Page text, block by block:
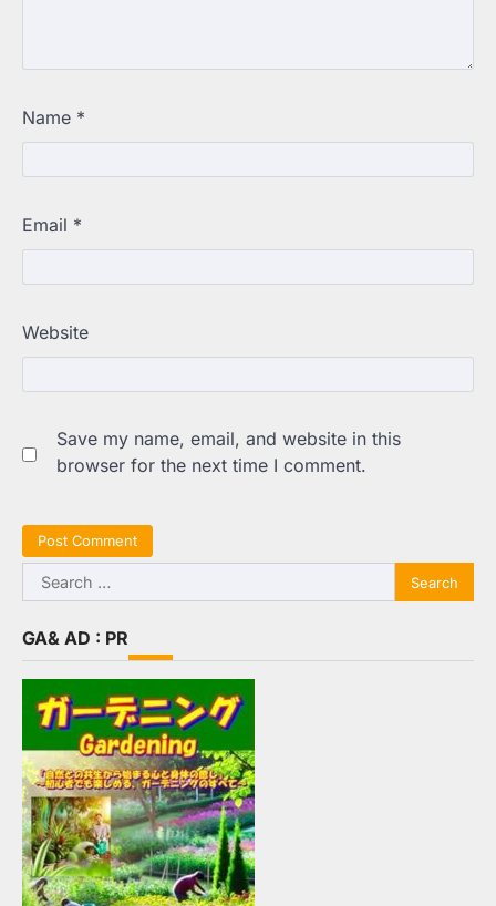
Name *
Email *
Website
Save my name, email, and website in this
browser for the next time I comment.
Search
for:
GA& AD : PR